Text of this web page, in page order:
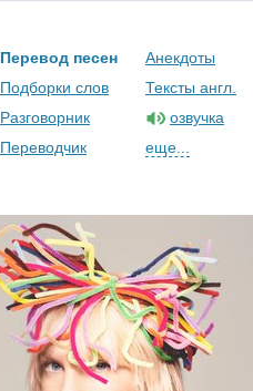
Перевод песен
Подборки слов
Разговорник
Переводчик
Анекдоты
Тексты англ.
озвучка
еще...